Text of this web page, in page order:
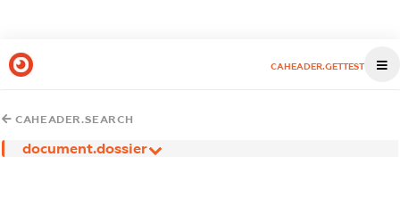
CAHEADER.GETTEST
CAHEADER.SEARCH
document.dossier